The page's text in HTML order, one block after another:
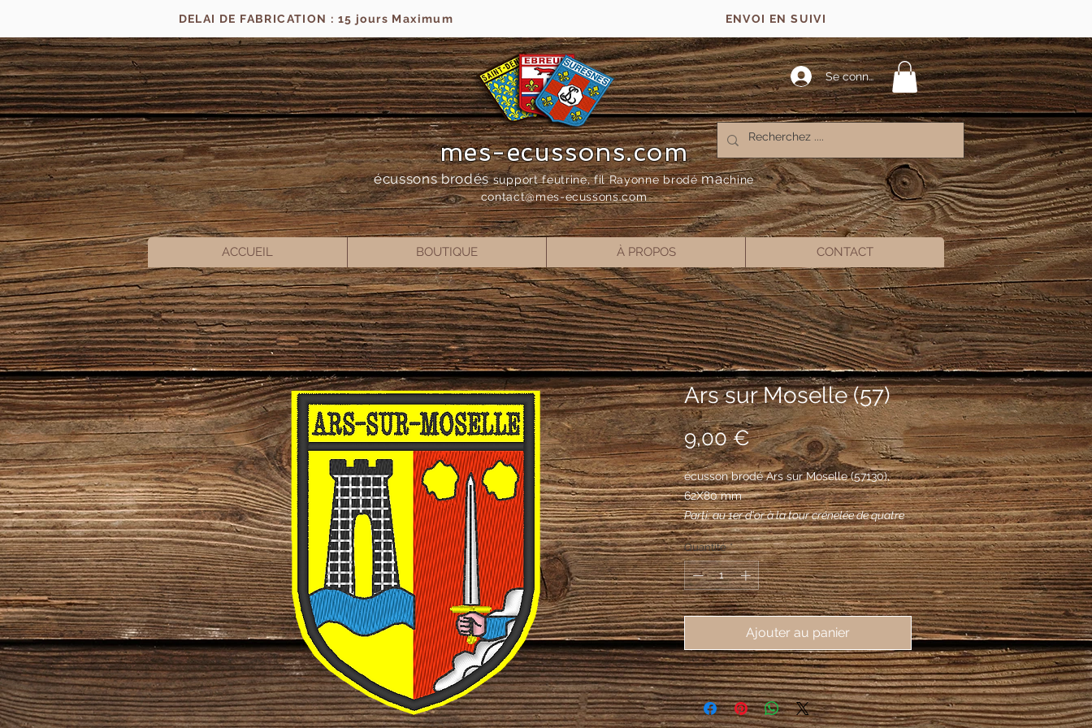
DELAI DE FABRICATION : 15 jours Maximum ENVOI EN SUIVI
Se connecter
mes-ecussons.com
écussons brodés support feutrine, fil Rayonne brodémachine
contact@mes-ecussons.com
ACCUEIL BOUTIQUE À PROPOS CONTACT
Ars sur Moselle (57)
9,00 €Prix
écusson brodé Ars sur Moselle (57130),
62X80 mm
Parti: au 1er d'or à la tour crénelée de quatre
pièces de sable, ouverte du champ sur toute
sa hauteur, posée sur une fasce ondée d'azur,
au 2e de gueules au dextrochère de
carnation, vêtu d'azur, mouvant d'une nuée
d'argent, tenant une épée du même garnie
d'or et accostée de deux cailloux du même.
Quantité *
Ajouter au panier